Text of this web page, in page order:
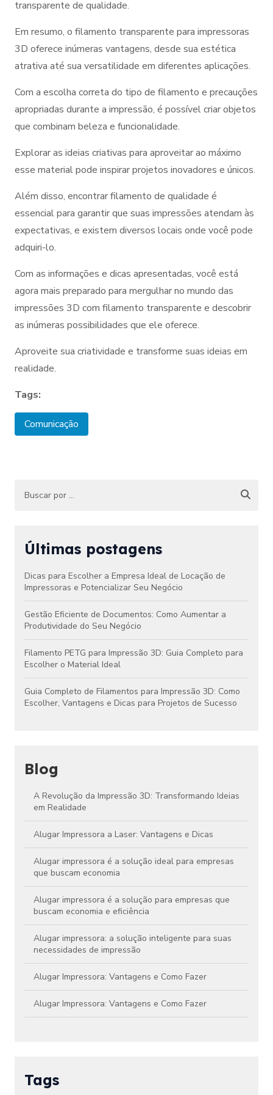
transparente de qualidade.
Em resumo, o filamento transparente para impressoras
3D oferece inúmeras vantagens, desde sua estética
atrativa até sua versatilidade em diferentes aplicações.
Com a escolha correta do tipo de filamento e precauções
apropriadas durante a impressão, é possível criar objetos
que combinam beleza e funcionalidade.
Explorar as ideias criativas para aproveitar ao máximo
esse material pode inspirar projetos inovadores e únicos.
Além disso, encontrar filamento de qualidade é
essencial para garantir que suas impressões atendam às
expectativas, e existem diversos locais onde você pode
adquiri-lo.
Com as informações e dicas apresentadas, você está
agora mais preparado para mergulhar no mundo das
impressões 3D com filamento transparente e descobrir
as inúmeras possibilidades que ele oferece.
Aproveite sua criatividade e transforme suas ideias em
realidade.
Tags:
Comunicação
Últimas postagens
Dicas para Escolher a Empresa Ideal de Locação de
Impressoras e Potencializar Seu Negócio
Gestão Eficiente de Documentos: Como Aumentar a
Produtividade do Seu Negócio
Filamento PETG para Impressão 3D: Guia Completo para
Escolher o Material Ideal
Guia Completo de Filamentos para Impressão 3D: Como
Escolher, Vantagens e Dicas para Projetos de Sucesso
Blog
A Revolução da Impressão 3D: Transformando Ideias
em Realidade
Alugar Impressora a Laser: Vantagens e Dicas
Alugar impressora é a solução ideal para empresas
que buscam economia
Alugar impressora é a solução para empresas que
buscam economia e eficiência
Alugar impressora: a solução inteligente para suas
necessidades de impressão
Alugar Impressora: Vantagens e Como Fazer
Alugar Impressora: Vantagens e Como Fazer
Tags